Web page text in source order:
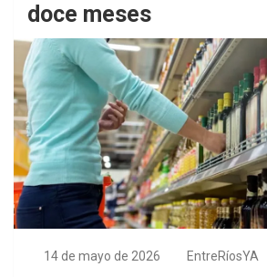
doce meses
14 de mayo de 2026 EntreRíosYA